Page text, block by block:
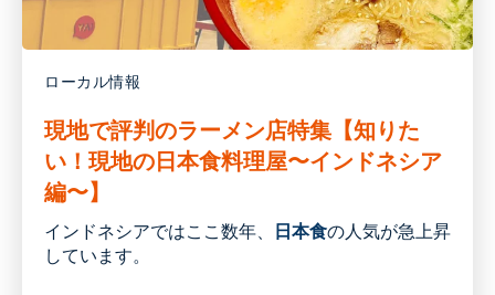
ローカル情報
現地で評判のラーメン店特集【知りた
い！現地の日本食料理屋〜インドネシア
編〜】
インドネシアではここ数年、 日本食の人気が急上昇
しています。